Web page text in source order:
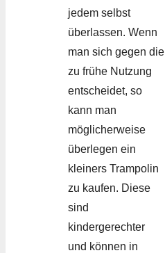
jedem selbst
überlassen. Wenn
man sich gegen die
zu frühe Nutzung
entscheidet, so
kann man
möglicherweise
überlegen ein
kleiners Trampolin
zu kaufen. Diese
sind
kindergerechter
und können in